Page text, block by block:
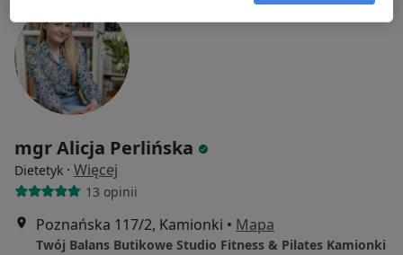
mgr Alicja Perlińska
Dietetyk · Więcej
13 opinii
Poznańska 117/2, Kamionki • Mapa
Twój Balans Butikowe Studio Fitness & Pilates Kamionki